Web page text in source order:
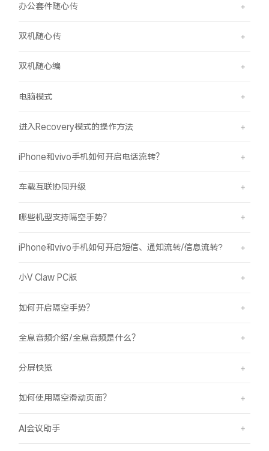
办公套件随心传
双机随心传
双机随心编
电脑模式
进入Recovery模式的操作方法
iPhone和vivo手机如何开启电话流转？
车载互联协同升级
哪些机型支持隔空手势？
iPhone和vivo手机如何开启短信、通知流转/信息流转?
小V Claw PC版
如何开启隔空手势？
全息音频介绍/全息音频是什么？
分屏快览
如何使用隔空滑动页面？
AI会议助手